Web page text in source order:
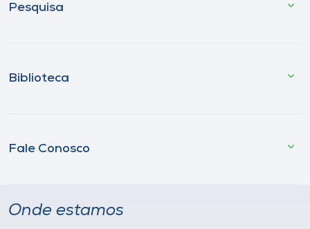
Pesquisa
Biblioteca
Fale Conosco
Onde estamos